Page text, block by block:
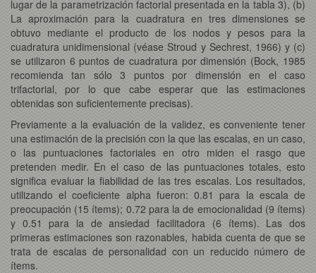
lugar de la parametrización factorial presentada en la tabla 3), (b)
La aproximación para la cuadratura en tres dimensiones se
obtuvo mediante el producto de los nodos y pesos para la
cuadratura unidimensional (véase Stroud y Sechrest, 1966) y (c)
se utilizaron 6 puntos de cuadratura por dimensión (Bock, 1985
recomienda tan sólo 3 puntos por dimensión en el caso
trifactorial, por lo que cabe esperar que las estimaciones
obtenidas son suficientemente precisas).
Previamente a la evaluación de la validez, es conveniente tener
una estimación de la precisión con la que las escalas, en un caso,
o las puntuaciones factoriales en otro miden el rasgo que
pretenden medir. En el caso de las puntuaciones totales, esto
significa evaluar la fiabilidad de las tres escalas. Los resultados,
utilizando el coeficiente alpha fueron: 0.81 para la escala de
preocupación (15 ítems); 0.72 para la de emocionalidad (9 ítems)
y 0.51 para la de ansiedad facilitadora (6 ítems). Las dos
primeras estimaciones son razonables, habida cuenta de que se
trata de escalas de personalidad con un reducido número de
ítems.